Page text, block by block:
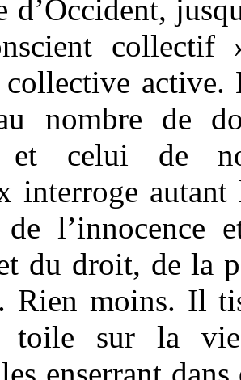
d’Occident,
active.
nombre de
et celui de
interroge
l’innocence
du droit, de la
Rien moins. Il
toile sur la
enserrant